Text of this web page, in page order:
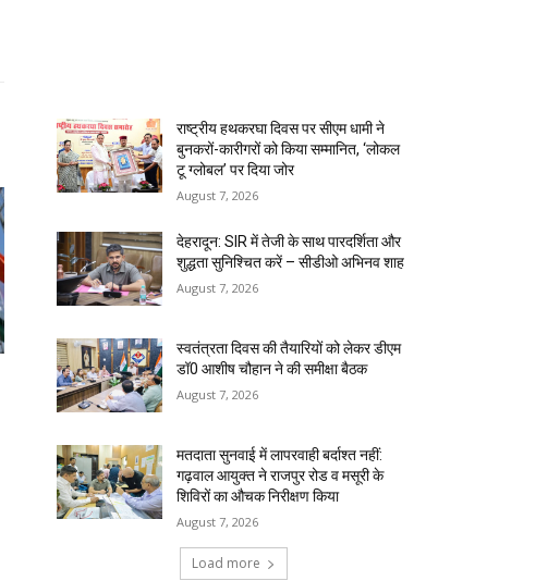
राष्ट्रीय हथकरघा दिवस पर सीएम धामी ने
बुनकरों-कारीगरों को किया सम्मानित, ‘लोकल
टू ग्लोबल’ पर दिया जोर
August 7, 2026
देहरादून: SIR में तेजी के साथ पारदर्शिता और
शुद्धता सुनिश्चित करें – सीडीओ अभिनव शाह
August 7, 2026
स्वतंत्रता दिवस की तैयारियों को लेकर डीएम
डॉ0 आशीष चौहान ने की समीक्षा बैठक
August 7, 2026
मतदाता सुनवाई में लापरवाही बर्दाश्त नहीं:
गढ़वाल आयुक्त ने राजपुर रोड व मसूरी के
शिविरों का औचक निरीक्षण किया
August 7, 2026
Load more